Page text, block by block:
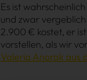
Es ist
und zwar
2.900 € kostet, er
vorstellen, als wir
Valeria Anorak aus